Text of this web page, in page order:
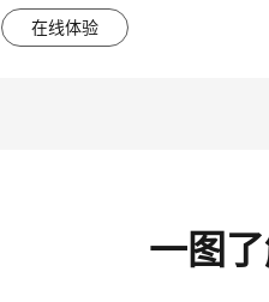
在线体验
一图